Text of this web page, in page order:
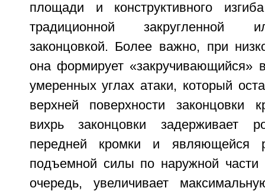
площади и конструктивного
традиционной закругленной
законцовкой. Более важно, при
она формирует «закручивающийся»
умеренных углах атаки, который
верхней поверхности законцовки
вихрь законцовки задерживает
передней кромки и являющейся
подъемной силы по наружной
очередь, увеличивает